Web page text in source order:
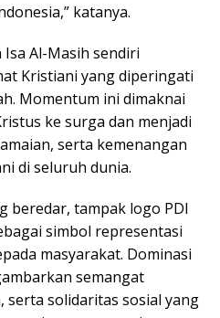
katanya.
Al-Masih sendiri
Kristiani yang diperingati
Momentum ini dimaknai
ke surga dan menjadi
serta kemenangan
di seluruh dunia.
beredar, tampak logo PDI
simbol representasi
masyarakat. Dominasi
semangat
serta solidaritas sosial yang